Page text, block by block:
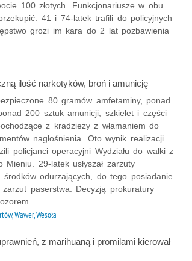
100 złotych. Funkcjonariusze w obu
41 i 74-latek trafili do policyjnych
grozi im kara do 2 lat pozbawienia
ilość narkotyków, broń i amunicję
80 gramów amfetaminy, ponad
200 sztuk amunicji, szkielet i części
z kradzieży z włamaniem do
nagłośnienia. Oto wynik realizacji
policjanci operacyjni Wydziału do walki z
Mieniu. 29-latek usłyszał zarzuty
środków odurzających, do tego posiadanie
paserstwa. Decyzją prokuratury
Wawer, Wesoła
z marihuaną i promilami kierował